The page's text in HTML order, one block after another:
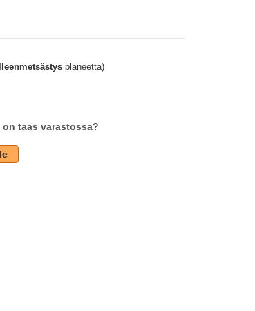
planeetta)
taas varastossa?